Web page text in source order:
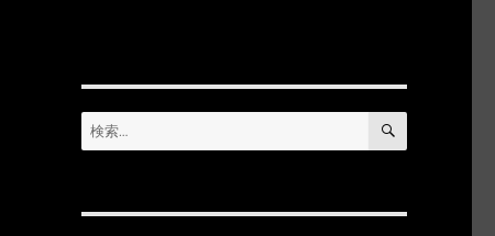
検
索:
検